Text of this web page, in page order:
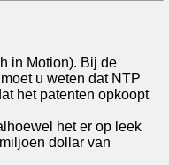
in Motion). Bij de
u weten dat NTP
het patenten opkoopt
het er op leek
dollar van